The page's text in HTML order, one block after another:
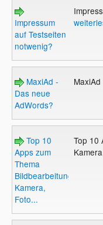
Impressum
auf Testseiten
notwenig?
MaxiAd -
Das neue
AdWords?
Top 10
Apps zum
Thema
Bildbearbeitung,
Kamera,
Foto...
Top 10